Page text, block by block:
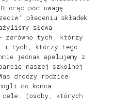
pod uwagę
płaceniu składek
słowa
zarówno tych, którzy
i tych, którzy tego
jednak apelujemy z
naszej szkolnej
drodzy rodzice
do końca
cele. (osoby, których